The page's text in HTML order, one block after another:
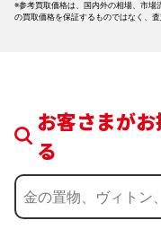
※参考買取価格は、国内外の相場、市場
の買取価格を保証するものではなく、
お客さまが
る